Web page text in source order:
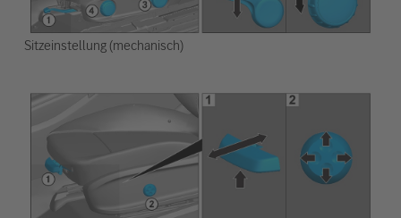
Sitzeinstellung (mechanisch)